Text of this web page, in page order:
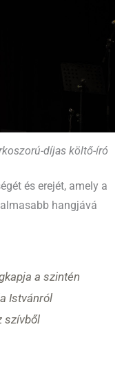
díjas költő-író
és erejét, amely a
hangjává
a szintén
Istvánról
szívből